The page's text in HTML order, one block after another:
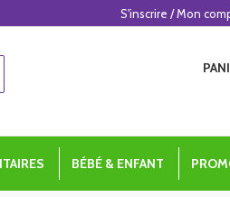
BÉBÉ & ENFANT
S'inscrire / Mon